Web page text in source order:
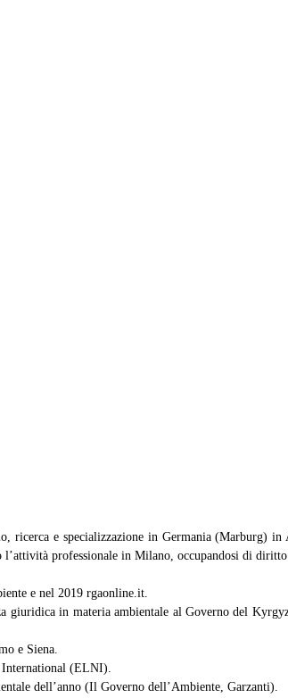
ricerca e specializzazione in Germania (Marburg)
professionale in Milano, occupandosi di
e nel 2019 rgaonline.it.
giuridica in materia ambientale al Governo del
e Siena.
(ELNI).
dell’anno (Il Governo dell’Ambiente, Garzanti).